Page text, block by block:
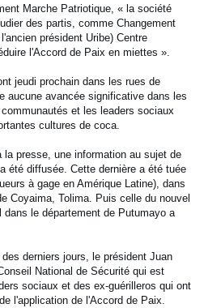
Marche Patriotique, « la société
des partis, comme Changement
président Uribe) Centre
l'Accord de Paix en miettes ».
jeudi prochain dans les rues de
aucune avancée significative dans les
et les leaders sociaux
cultures de coca.
presse, une information au sujet de
été diffusée. Cette dernière a été tuée
à gage en Amérique Latine), dans
Coyaima, Tolima. Puis celle du nouvel
dans le département de Putumayo a
derniers jours, le président Juan
National de Sécurité qui est
sociaux et des ex-guérilleros qui ont
l'application de l'Accord de Paix.